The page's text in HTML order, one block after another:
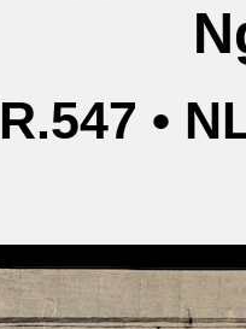
R.547 •